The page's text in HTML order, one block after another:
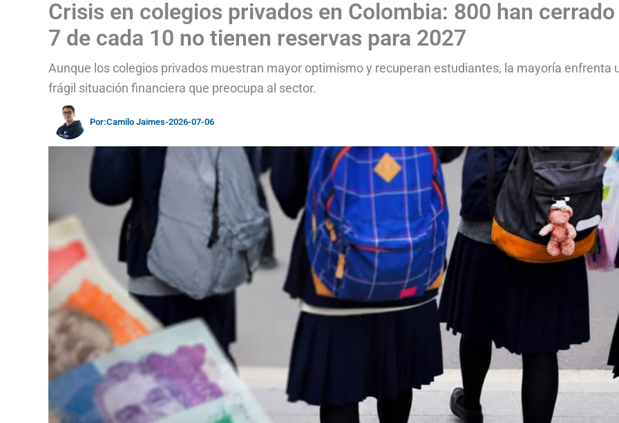
Crisis en colegios privados en Colombia: 800 han
7 de cada 10 no tienen reservas para 2027
Aunque los colegios privados muestran mayor optimismo y recuperan estudiantes, la mayoría enfrenta
frágil situación financiera que preocupa al sector.
Por:Camilo Jaimes-2026-07-06